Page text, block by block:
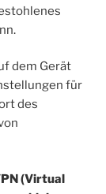
dem Gerät
für
des
(Virtual